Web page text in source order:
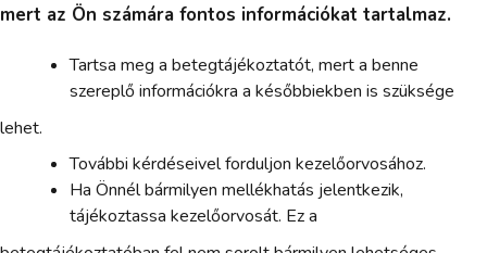
mert az Ön számára fontos információkat tartalmaz.
Tartsa meg a betegtájékoztatót, mert a benne
szereplő információkra a későbbiekben is szüksége
lehet.
További kérdéseivel forduljon kezelőorvosához.
Ha Önnél bármilyen mellékhatás jelentkezik,
tájékoztassa kezelőorvosát. Ez a